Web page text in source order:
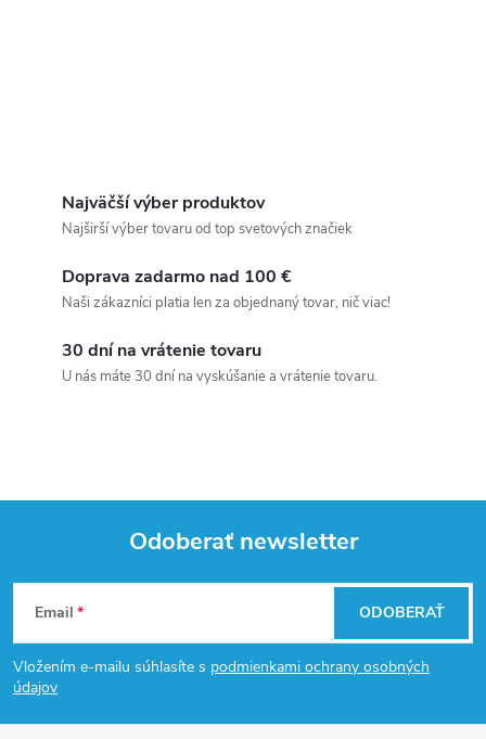
Najväčší výber produktov
Najširší výber tovaru od top svetových značiek
Doprava zadarmo nad 100 €
Naši zákazníci platia len za objednaný tovar, nič viac!
30 dní na vrátenie tovaru
U nás máte 30 dní na vyskúšanie a vrátenie tovaru.
Z
á
p
Odoberať newsletter
Email
Vložením e-mailu súhlasíte s podmienkami ochrany osobných
údajov
ODOBERAŤ